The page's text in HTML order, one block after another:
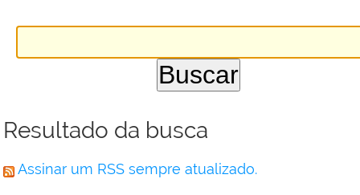
Resultado da busca
Assinar um RSS sempre atualizado.